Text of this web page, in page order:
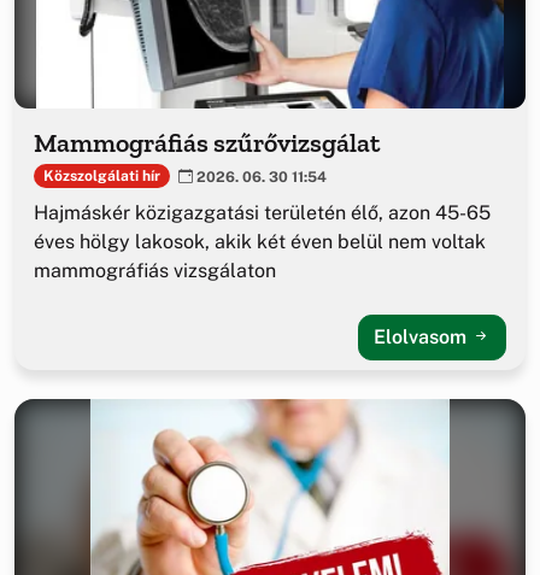
Mammográfiás szűrővizsgálat
Közszolgálati hír 2026. 06. 30 11:54
Hajmáskér közigazgatási területén élő, azon 45-65
éves hölgy lakosok, akik két éven belül nem voltak
mammográfiás vizsgálaton
Elolvasom